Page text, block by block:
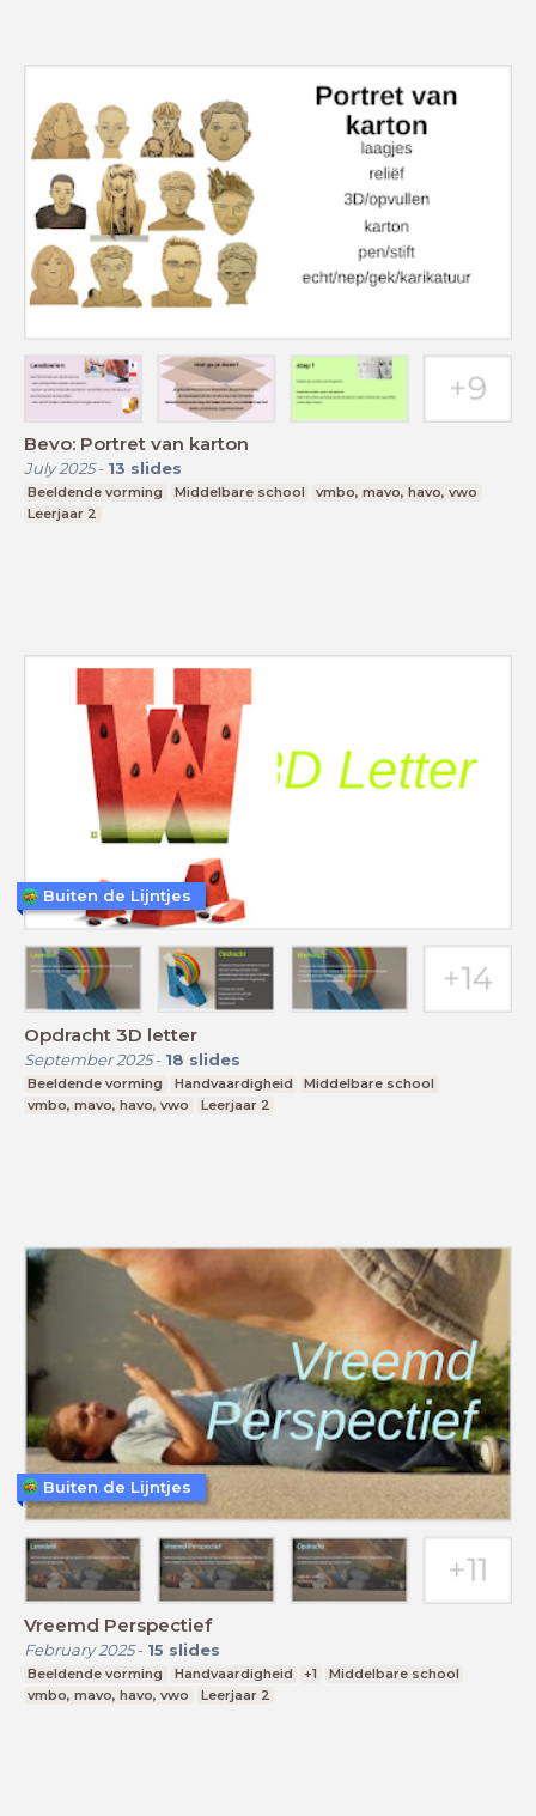
Bevo: Portret van karton
July 2025- 13 slides
Beeldende vorming Middelbare school
vmbo, mavo, havo, vwo
Leerjaar 2
Opdracht 3D letter
September 2025- 18 slides
Beeldende vorming Handvaardigheid
Middelbare school
vmbo, mavo, havo, vwo
Leerjaar 2
Buiten de Lijntjes
Vreemd Perspectief
February 2025- 15 slides
Beeldende vorming Handvaardigheid +1
Middelbare school
vmbo, mavo, havo, vwo
Leerjaar 2
Buiten de Lijntjes